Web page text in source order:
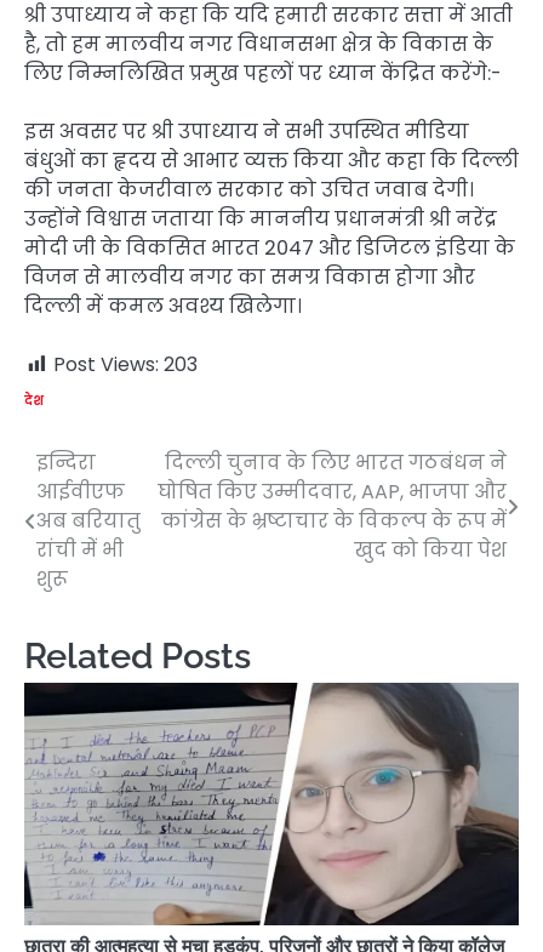
श्री उपाध्याय ने कहा कि यदि हमारी सरकार सत्ता में आती
है, तो हम मालवीय नगर विधानसभा क्षेत्र के विकास के
लिए निम्नलिखित प्रमुख पहलों पर ध्यान केंद्रित करेंगे:-
इस अवसर पर श्री उपाध्याय ने सभी उपस्थित मीडिया
बंधुओं का हृदय से आभार व्यक्त किया और कहा कि दिल्ली
की जनता केजरीवाल सरकार को उचित जवाब देगी।
उन्होंने विश्वास जताया कि माननीय प्रधानमंत्री श्री नरेंद्र
मोदी जी के विकसित भारत 2047 और डिजिटल इंडिया के
विजन से मालवीय नगर का समग्र विकास होगा और
दिल्ली में कमल अवश्य खिलेगा।
Post Views: 203
देश
Post
navigation
इन्दिरा
आईवीएफ
अब बरियातु
रांची में भी
शुरू
दिल्ली चुनाव के लिए भारत गठबंधन ने
घोषित किए उम्मीदवार, AAP, भाजपा और
कांग्रेस के भ्रष्टाचार के विकल्प के रूप में
खुद को किया पेश
Related Posts
छात्रा की आत्महत्या से मचा हड़कंप, परिजनों और छात्रों ने किया कॉलेज